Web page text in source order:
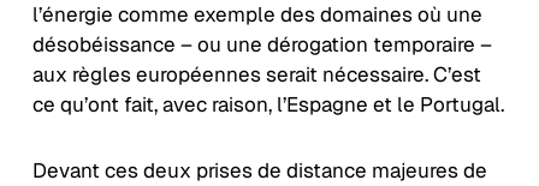
l’énergie comme exemple des domaines où une
désobéissance – ou une dérogation temporaire –
aux règles européennes serait nécessaire. C’est
ce qu’ont fait, avec raison, l’Espagne et le Portugal.
Devant ces deux prises de distance majeures de